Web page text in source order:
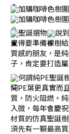
加購咖啡色樹
加購咖啡色樹
聖誕選物
說
覺得要準備裸樹
質感的朋友，是
子，肯定要打造
何謂純PE聖誕
純PE葉更真實而
質，防火阻燃。
入微，每年會慶
材質的仿真聖誕樹
須先有一顆最高